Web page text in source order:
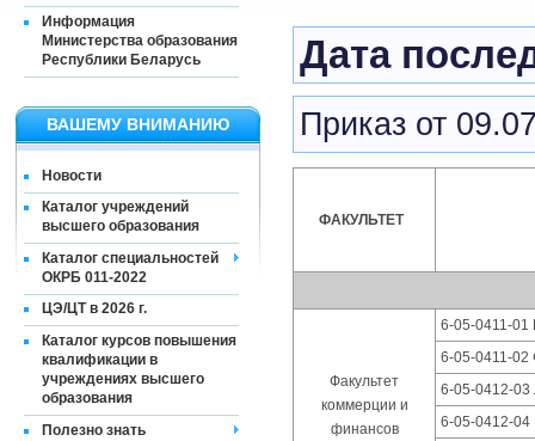
Информация
Министерства образования
Республики Беларусь
ВАШЕМУ ВНИМАНИЮ
Новости
Каталог учреждений
высшего образования
Каталог специальностей
ОКРБ 011-2022
ЦЭ/ЦТ в 2026 г.
Каталог курсов повышения
квалификации в
учреждениях высшего
образования
Полезно знать
Дата
Приказ от
ФАКУЛЬТЕТ
Факультет
коммерции и
финансов
6-05-0411-01
6-05-0411-02
6-05-0412-03
6-05-0412-04